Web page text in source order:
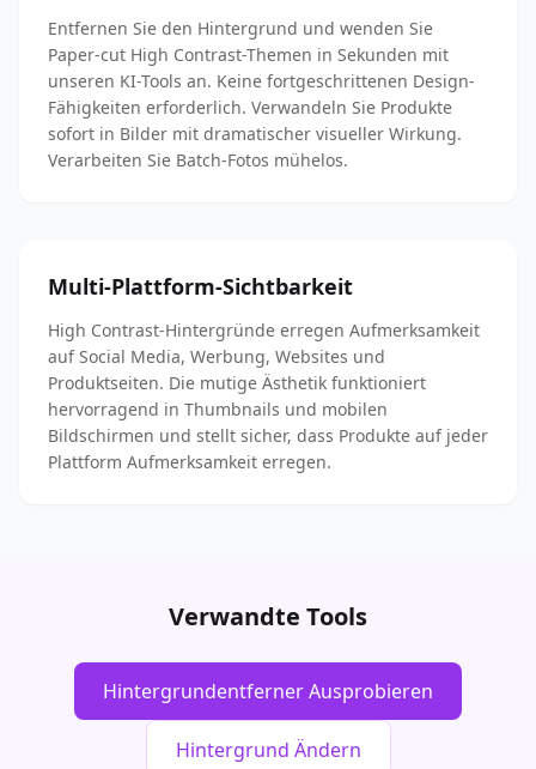
Entfernen Sie den Hintergrund und wenden Sie
Paper-cut High Contrast-Themen in Sekunden mit
unseren KI-Tools an. Keine fortgeschrittenen Design-
Fähigkeiten erforderlich. Verwandeln Sie Produkte
sofort in Bilder mit dramatischer visueller Wirkung.
Verarbeiten Sie Batch-Fotos mühelos.
Multi-Plattform-Sichtbarkeit
High Contrast-Hintergründe erregen Aufmerksamkeit
auf Social Media, Werbung, Websites und
Produktseiten. Die mutige Ästhetik funktioniert
hervorragend in Thumbnails und mobilen
Bildschirmen und stellt sicher, dass Produkte auf jeder
Plattform Aufmerksamkeit erregen.
Verwandte Tools
Hintergrundentferner Ausprobieren
Hintergrund Ändern